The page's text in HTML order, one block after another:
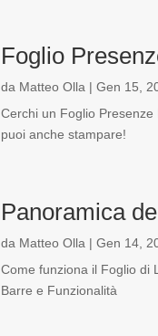
Foglio
da Matteo Olla | Gen 15,
Cerchi un Foglio
puoi anche stampare!
Panoramica
da Matteo Olla | Gen 14,
Come funziona il Foglio di
Barre e Funzionalità